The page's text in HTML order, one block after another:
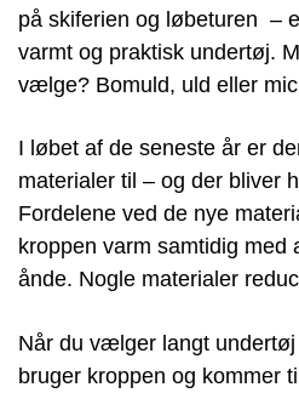
på skiferien og løbeturen –
varmt og praktisk undertøj.
vælge? Bomuld, uld eller
I løbet af de seneste år er
materialer til – og der bliver
Fordelene ved de nye
kroppen varm samtidig med
ånde. Nogle materialer
Når du vælger langt
bruger kroppen og kommer